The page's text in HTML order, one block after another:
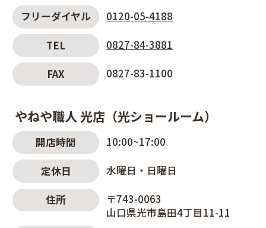
フリーダイヤル
0120-05-4188
TEL 0827-84-3881
FAX 0827-83-1100
やねや職人 光店（光ショールーム）
開店時間 10:00~17:00
定休日 水曜日・日曜日
住所
〒743-0063
山口県光市島田4丁目11-11